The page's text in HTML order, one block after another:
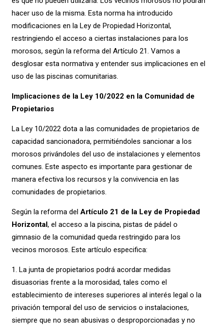
hacer uso de la misma. Esta norma ha introducido
modificaciones en la Ley de Propiedad Horizontal,
restringiendo el acceso a ciertas instalaciones para los
morosos, según la reforma del Artículo 21. Vamos a
desglosar esta normativa y entender sus implicaciones en el
uso de las piscinas comunitarias.
Implicaciones de la Ley 10/2022 en la Comunidad de
Propietarios
La Ley 10/2022 dota a las comunidades de propietarios de
capacidad sancionadora, permitiéndoles sancionar a los
morosos privándoles del uso de instalaciones y elementos
comunes. Este aspecto es importante para gestionar de
manera efectiva los recursos y la convivencia en las
comunidades de propietarios.
Según la reforma del Artículo 21 de la Ley de Propiedad
Horizontal , el acceso a la piscina, pistas de pádel o
gimnasio de la comunidad queda restringido para los
vecinos morosos. Este artículo especifica:
1. La junta de propietarios podrá acordar medidas
disuasorias frente a la morosidad, tales como el
establecimiento de intereses superiores al interés legal o la
privación temporal del uso de servicios o instalaciones,
siempre que no sean abusivas o desproporcionadas y no